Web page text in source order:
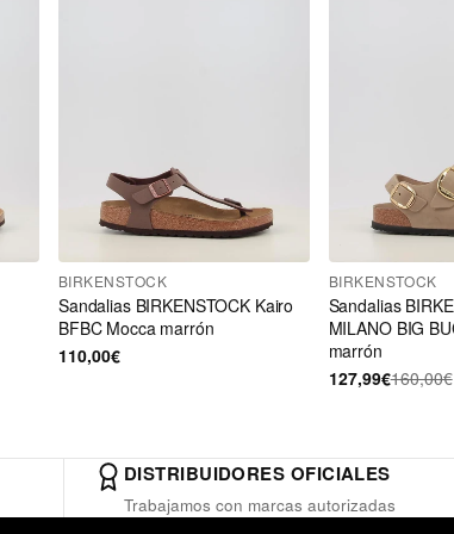
BIRKENSTOCK
Sandalias BIRKENSTOCK Kairo
BFBC Mocca marrón
110,00€
BIRKENSTOCK
Sandalias
MILANO BIG
marrón
127,99€160,00€
DISTRIBUIDORES OFICIALES
Trabajamos con marcas autorizadas